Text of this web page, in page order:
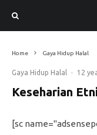
Home Gaya Hidup Halal
Gaya Hidup Halal · 12
Keseharian
[sc